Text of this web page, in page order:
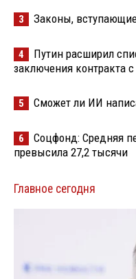
3 Законы,
4
Путин расширил
заключения контракта
5 Сможет ли ИИ
6
Соцфонд: Средняя
превысила 27,2 тысячи
Главное сегодня